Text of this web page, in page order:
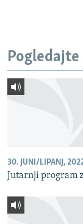
30. JUNI/LIPANJ,
Jutarnji program